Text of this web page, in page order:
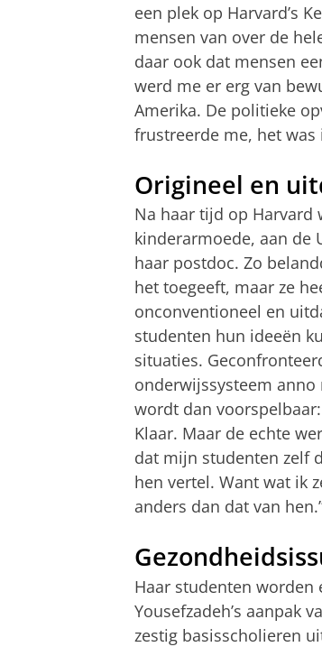
een plek op Harvard’s
mensen van over de
daar ook dat mensen
werd me er erg van
Amerika. De politieke
frustreerde me, het was
Origineel en
Na haar tijd op Harvard
kinderarmoede, aan de
haar postdoc. Zo
het toegeeft, maar ze
onconventioneel en
studenten hun ideeën
situaties.
onderwijssysteem
wordt dan
Klaar. Maar de echte
dat mijn studenten zelf
hen vertel. Want wat ik
anders dan dat van
Haar studenten worden
Yousefzadeh’s aanpak
zestig basisscholieren